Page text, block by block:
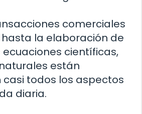
comerciales
la elaboración de
científicas,
están
casi todos los aspectos
diaria.